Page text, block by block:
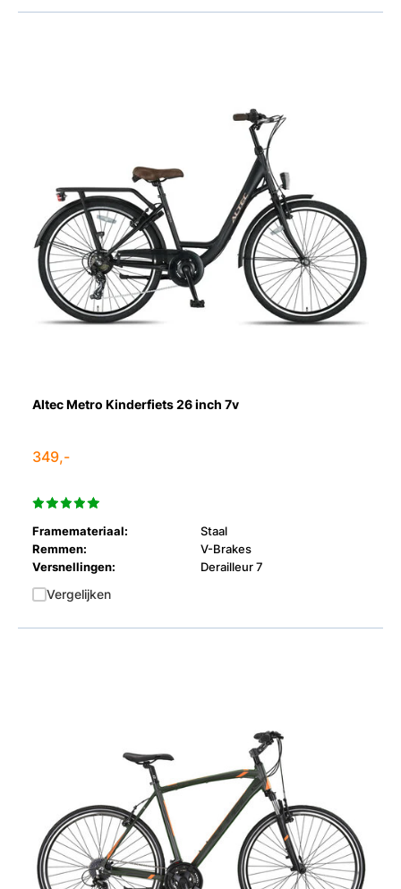
Altec Metro Kinderfiets 26 inch 7v
349,-
Framemateriaal:
Staal
Remmen:
V-Brakes
Versnellingen:
Derailleur 7
Vergelijken